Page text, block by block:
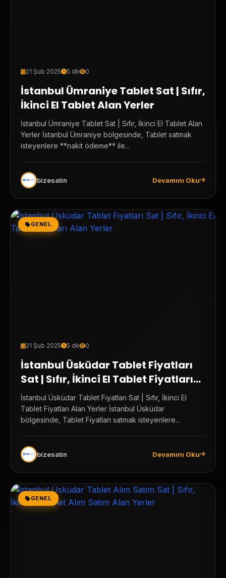
21 Şub 2025 5 dk 0
İstanbul Ümraniye Tablet Sat | Sıfır,
İkinci El Tablet Alan Yerler
İstanbul Ümraniye Tablet Sat | Sıfır, İkinci El Tablet Alan
Yerler İstanbul Ümraniye bölgesinde, Tablet satmak
isteyenlere **nakit ödeme** ile...
bizesatin Devamını Oku
GENEL
21 Şub 2025 5 dk 0
İstanbul Üsküdar Tablet Fiyatları
Sat | Sıfır, İkinci El Tablet Fiyatları
Alan Yerler
İstanbul Üsküdar Tablet Fiyatları Sat | Sıfır, İkinci El
Tablet Fiyatları Alan Yerler İstanbul Üsküdar
bölgesinde, Tablet Fiyatları satmak isteyenlere...
bizesatin Devamını Oku
GENEL